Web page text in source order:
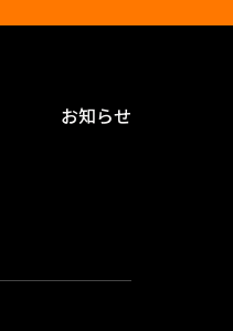
お知らせ